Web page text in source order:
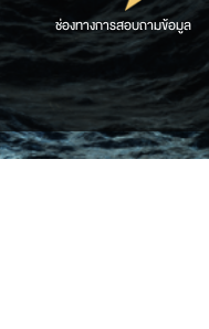
ช่องทางการสอบถามข้อมูล